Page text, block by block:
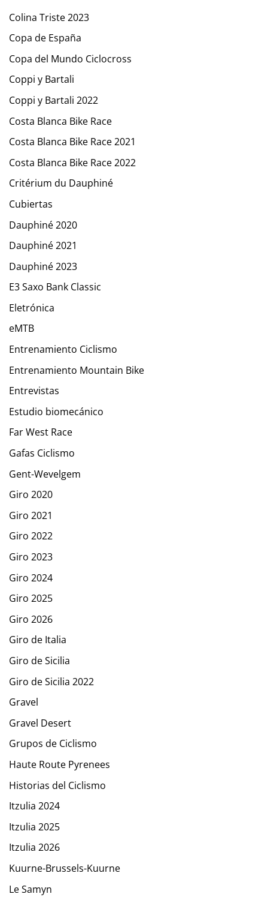
Colina Triste 2023
Copa de España
Copa del Mundo Ciclocross
Coppi y Bartali
Coppi y Bartali 2022
Costa Blanca Bike Race
Costa Blanca Bike Race 2021
Costa Blanca Bike Race 2022
Critérium du Dauphiné
Cubiertas
Dauphiné 2020
Dauphiné 2021
Dauphiné 2023
E3 Saxo Bank Classic
Eletrónica
eMTB
Entrenamiento Ciclismo
Entrenamiento Mountain Bike
Entrevistas
Estudio biomecánico
Far West Race
Gafas Ciclismo
Gent-Wevelgem
Giro 2020
Giro 2021
Giro 2022
Giro 2023
Giro 2024
Giro 2025
Giro 2026
Giro de Italia
Giro de Sicilia
Giro de Sicilia 2022
Gravel
Gravel Desert
Grupos de Ciclismo
Haute Route Pyrenees
Historias del Ciclismo
Itzulia 2024
Itzulia 2025
Itzulia 2026
Kuurne-Brussels-Kuurne
Le Samyn